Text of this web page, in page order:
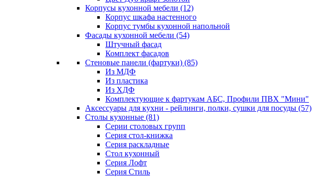
Корпусы кухонной мебели (12)
Корпус шкафа настенного
Корпус тумбы кухонной напольной
Фасады кухонной мебели (54)
Штучный фасад
Комплект фасадов
Стеновые панели (фартуки) (85)
Из МДФ
Из пластика
Из ХДФ
Комплектующие к фартукам АБС, Профили ПВХ "Мини"
Аксессуары для кухни - рейлинги, полки, сушки для посуды (57)
Столы кухонные (81)
Серии столовых групп
Серия стол-книжка
Серия раскладные
Стол кухонный
Серия Лофт
Серия Стиль